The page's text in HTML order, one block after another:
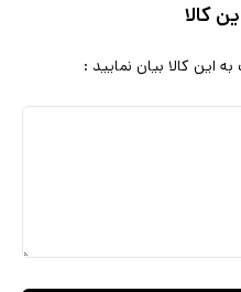
کالا
این کالا بیان نمایید :